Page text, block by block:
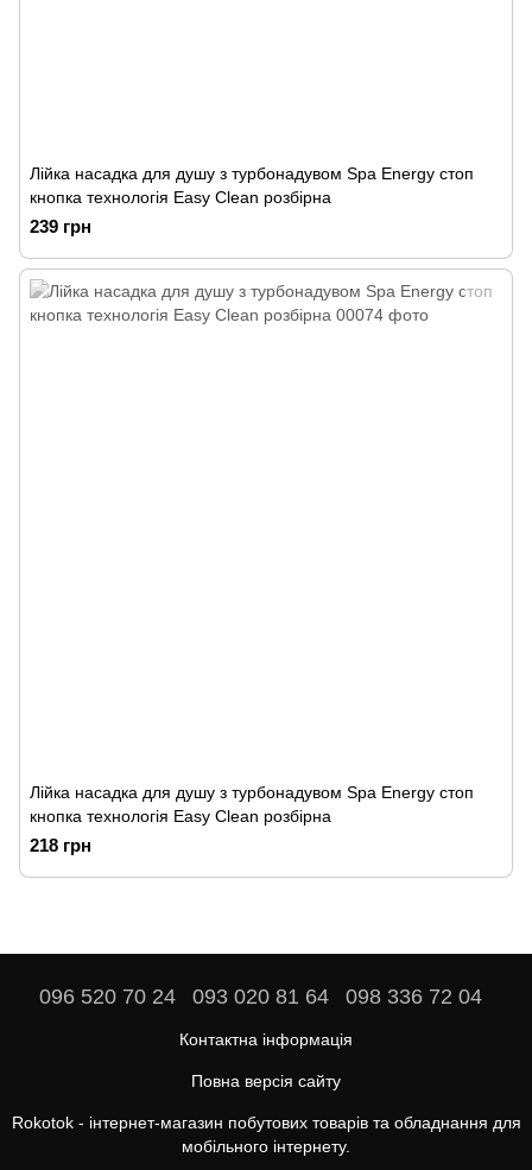
Лійка насадка для душу з турбонадувом Spa Energy стоп
кнопка технологія Easy Clean розбірна
239 грн
Лійка насадка для душу з турбонадувом Spa Energy стоп
кнопка технологія Easy Clean розбірна
218 грн
096 520 70 24 093 020 81 64 098 336 72 04
Контактна інформація
Повна версія сайту
Rokotok - інтернет-магазин побутових товарів та обладнання для
мобільного інтернету.